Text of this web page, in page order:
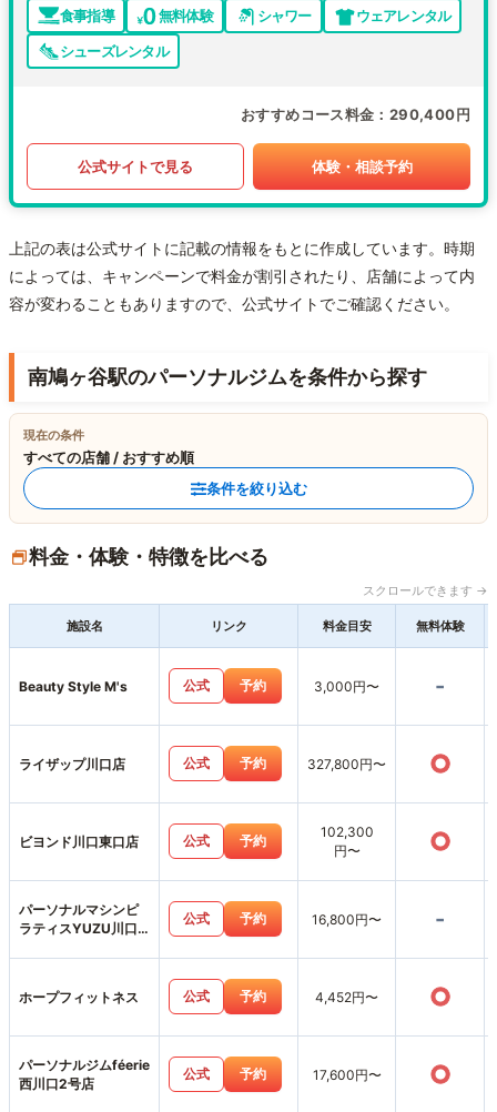
食事指導 無料体験 シャワー
ウェアレンタル
シューズレンタル
おすすめコース料金 290,400円
公式サイトで見る 体験・相談予約
上記の表は公式サイトに記載の情報をもとに作成しています。時期
によっては、キャンペーンで料金が割引されたり、店舗によって内
容が変わることもありますので、公式サイトでご確認ください。
南鳩ヶ谷駅のパーソナルジムを条件から探す
現在の条件
すべての店舗 / おすすめ順
条件を絞り込む
料金・体験・特徴を比べる
スクロールできます →
施設名 リンク 料金目安 無料体験
Beauty Style M's 公式 予約 3,000円〜 -
ライザップ川口店 公式 予約 327,800円〜 ○
ビヨンド川口東口店 公式 予約
102,300
円〜
○
パーソナルマシンピ
ラティスYUZU川口
公式 予約 16,800円〜 -
ホープフィットネス 公式 予約 4,452円〜 ○
パーソナルジムféerie
西川口2号店
公式 予約 17,600円〜 ○